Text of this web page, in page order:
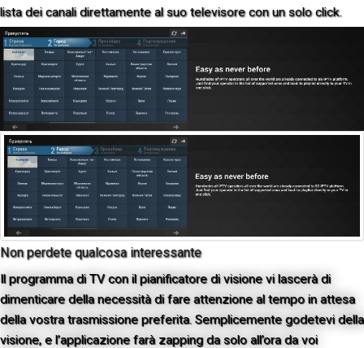
lista dei canali direttamente al suo televisore con un solo click.
Non perdete qualcosa interessante
Il programma di TV con il pianificatore di visione vi lascerà di
dimenticare della necessità di fare attenzione al tempo in attesa
della vostra trasmissione preferita. Semplicemente godetevi della
visione, e l’applicazione farà zapping da solo all’ora da voi